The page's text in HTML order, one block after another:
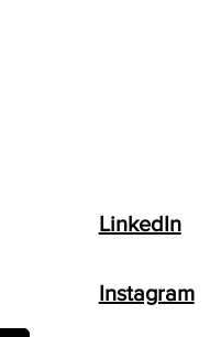
LinkedIn
Instagram